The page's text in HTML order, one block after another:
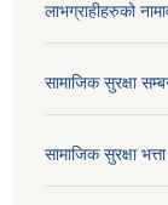
लाभग्राहीहरुको
सामाजिक सुरक्षा
सामाजिक सुरक्षा